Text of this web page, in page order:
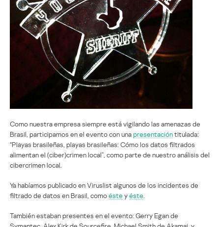
Como nuestra empresa siempre está vigilando las amenazas de
Brasil, participamos en el evento con unapresentacióntitulada:
“Playas brasileñas, playas brasileñas: Cómo los datos filtrados
alimentan el (ciber)crimen local”, como parte de nuestro análisis del
cibercrimen local.
Ya habíamos publicado en Viruslist algunos de los incidentes de
filtrado de datos en Brasil, comoéste yéste
También estaban presentes en el evento: Gerry Egan de